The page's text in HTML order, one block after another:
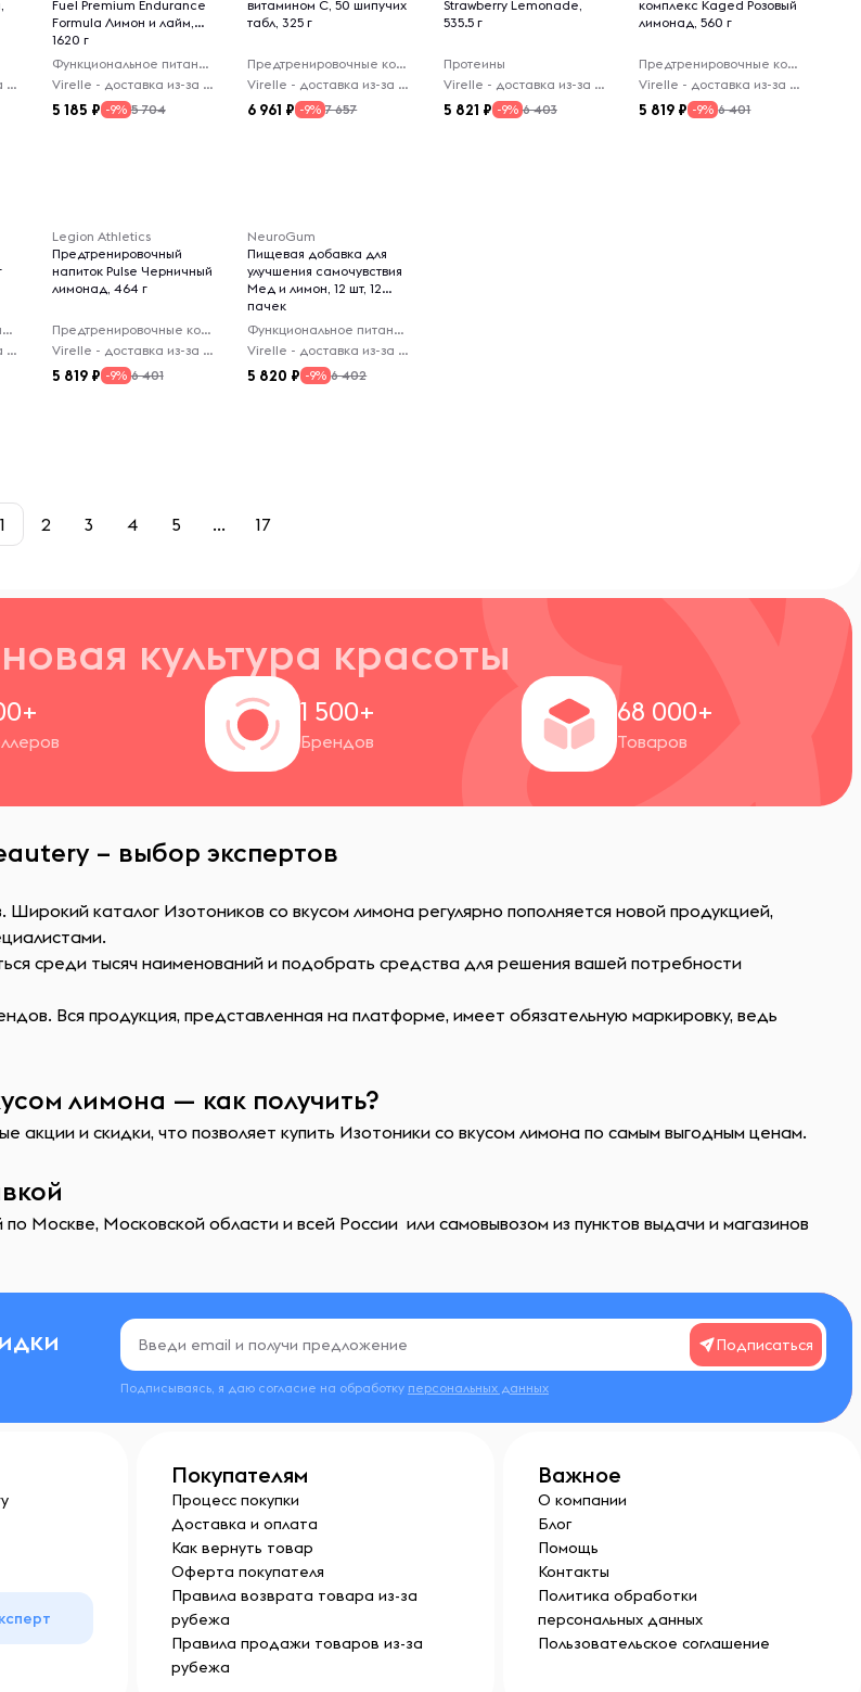
Virelle - доставка из-за рубежа
Fuel Premium Endurance
Formula Лимон и лайм,
1620 г
Функциональное питание
Virelle - доставка из-за рубежа
5 185 -9% 5 704
витамином C, 50 шипучих
табл, 325 г
Предтренировочные комплексы
Virelle - доставка из-за рубежа
6 961 -9% 7 657
Strawberry Lemonade,
535.5 г
Протеины
Virelle - доставка из-за рубежа
5 821 -9% 6 403
комплекс Kaged Розовый
лимонад, 560 г
Предтренировочные комплексы
Virelle - доставка из-за рубежа
5 819 -9% 6 401
Функциональное питание
Virelle - доставка из-за рубежа
Legion Athletics
Предтренировочный
напиток Pulse Черничный
лимонад, 464 г
Предтренировочные комплексы
Virelle - доставка из-за рубежа
5 819 -9% 6 401
NeuroGum
Пищевая добавка для
улучшения самочувствия
Мед и лимон, 12 шт, 12
пачек
Функциональное питание
Virelle - доставка из-за рубежа
5 820 -9% 6 402
1 2 3 4 5 ... 17
культура красоты
1 500+
Брендов
68 000+
Товаров
– выбор экспертов
каталог Изотоников со вкусом лимона регулярно пополняется новой продукцией,
среди тысяч наименований и подобрать средства для решения вашей потребности
Вся продукция, представленная на платформе, имеет обязательную маркировку, ведь
лимона — как получить?
акции и скидки, что позволяет купить Изотоники со вкусом лимона по самым выгодным ценам.
Москве, Московской области и всей России или самовывозом из пунктов выдачи и магазинов
Подписаться
Подписываясь, я даю согласие на обработку персональных данных
Покупателям
Процесс покупки
Доставка и оплата
Как вернуть товар
Оферта покупателя
Правила возврата товара из-за
рубежа
Правила продажи товаров из-за
рубежа
Важное
О компании
Блог
Помощь
Контакты
Политика обработки
персональных данных
Пользовательское соглашение